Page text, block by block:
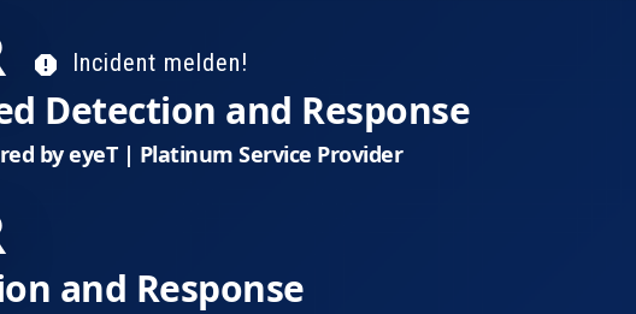
Incident melden!
Detection and Response
by eyeT | Platinum Service Provider
and Response